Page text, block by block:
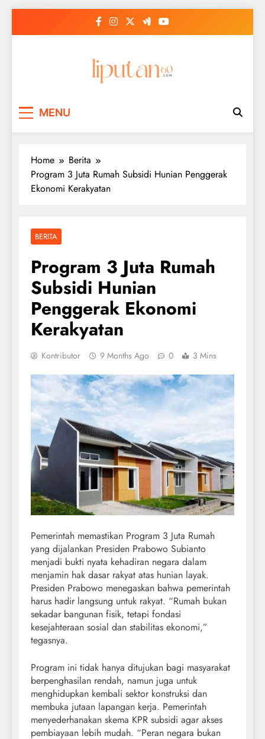
MENU
Home
Berita
Program 3 Juta Rumah Subsidi Hunian Penggerak
Ekonomi Kerakyatan
BERITA
Program 3 Juta Rumah
Subsidi Hunian
Penggerak Ekonomi
Kerakyatan
Kontributor 9 Months Ago 0 3 Mins
Pemerintah memastikan Program 3 Juta Rumah
yang dijalankan Presiden Prabowo Subianto
menjadi bukti nyata kehadiran negara dalam
menjamin hak dasar rakyat atas hunian layak.
Presiden Prabowo menegaskan bahwa pemerintah
harus hadir langsung untuk rakyat. “Rumah bukan
sekadar bangunan fisik, tetapi fondasi
kesejahteraan sosial dan stabilitas ekonomi,”
tegasnya.
Program ini tidak hanya ditujukan bagi masyarakat
berpenghasilan rendah, namun juga untuk
menghidupkan kembali sektor konstruksi dan
membuka jutaan lapangan kerja. Pemerintah
menyederhanakan skema KPR subsidi agar akses
pembiayaan lebih mudah. “Peran negara bukan